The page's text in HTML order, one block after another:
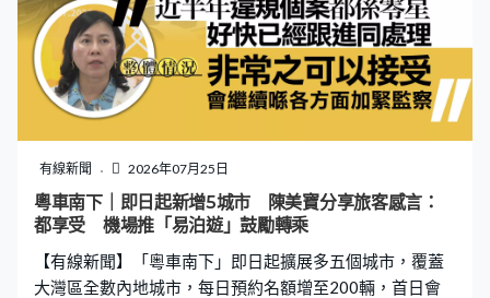
有線新聞 2026年07月25日
粵車南下｜即日起新增5城市 陳美寶分享旅客感言：
都享受 機場推「易泊遊」鼓勵轉乘
【有線新聞】「粵車南下」即日起擴展多五個城市，覆蓋
大灣區全數內地城市，每日預約名額增至200輛，首日會